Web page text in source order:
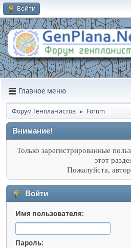
Войти
Главное меню
Форум Генпланистов ► Forum
Внимание!
Только зарегистрированные
этот
Пожалуйста,
Войти
Имя пользователя:
Пароль: